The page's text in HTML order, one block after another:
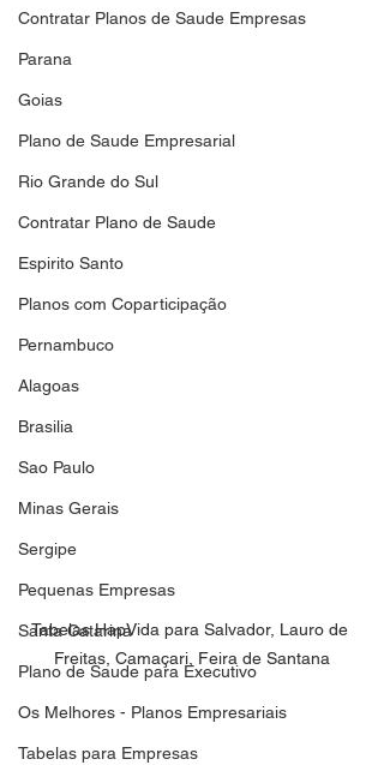
Contratar Planos de Saude Empresas
Parana
Goias
Plano de Saude Empresarial
Rio Grande do Sul
Contratar Plano de Saude
Espirito Santo
Planos com Coparticipação
Pernambuco
Alagoas
Brasilia
Sao Paulo
Minas Gerais
Sergipe
Pequenas Empresas
Santa Catarina
Plano de Saude para Executivo
Os Melhores - Planos Empresariais
Tabelas para Empresas
Tabelas HapVida para Salvador, Lauro de
Freitas, Camaçari, Feira de Santana